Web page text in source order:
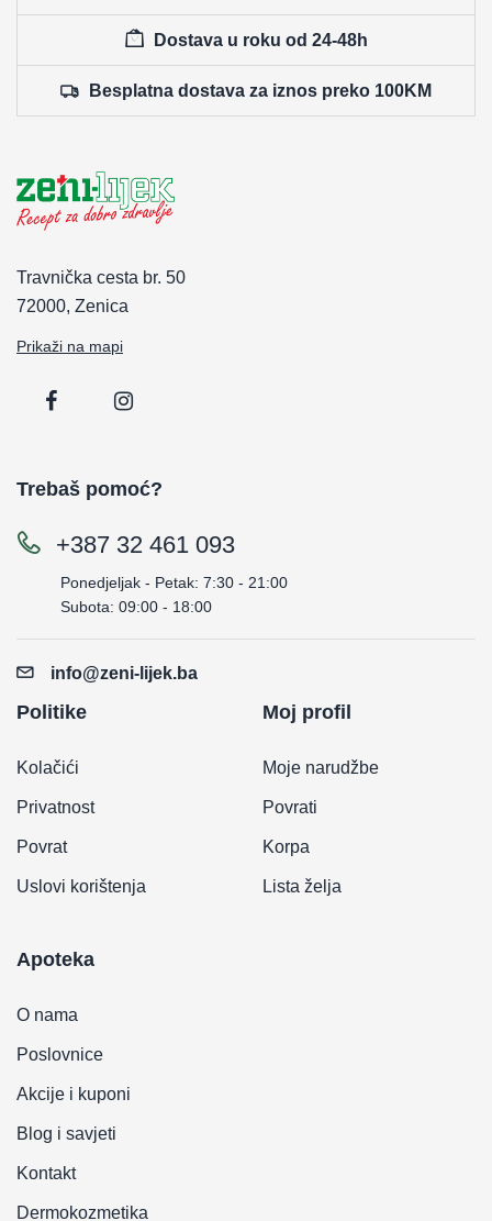
Dostava u roku od 24-48h
Besplatna dostava za iznos preko 100KM
Travnička cesta br. 50
72000, Zenica
Prikaži na mapi
Trebaš pomoć?
+387 32 461 093
Ponedjeljak - Petak: 7:30 - 21:00
Subota: 09:00 - 18:00
info@zeni-lijek.ba
Politike
Kolačići
Privatnost
Povrat
Uslovi korištenja
Moj profil
Moje narudžbe
Povrati
Korpa
Lista želja
Apoteka
O nama
Poslovnice
Akcije i kuponi
Blog i savjeti
Kontakt
Dermokozmetika